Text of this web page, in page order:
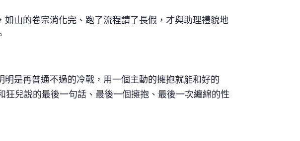
山的卷宗消化完、跑了流程請了長假，才與助理禮貌地
是再普通不過的冷戰，用一個主動的擁抱就能和好的
兒說的最後一句話、最後一個擁抱、最後一次纏綿的性